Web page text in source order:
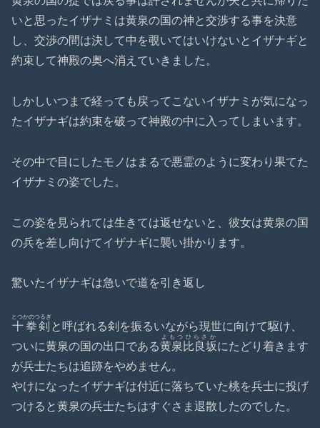
いと思ったイザナミは黄泉の国の神と交渉する事を決意
し、交渉の間は決して中を覗いてはいけないとイザナギと
約束して神殿の奥へ消えていきました。
しかしいつまで経っても戻ってこないイザナミが気になっ
たイザナギは約束を破って神殿の中に入ってしまいます。
その中で目にしたモノはまるで悪霊のように変わり果てた
イザナミの姿でした。
この姿を見られては生きては返せないと、彼女は黄泉の国
の兵を差し向けてイザナギに襲い掛かります。
驚いたイザナギは急いで道を引き返し
十拳剣
とつかのつるぎ
と呼ばれる剣を振るいながら現世に向けて駆け、
ついに黄泉の国の出口である黄泉比良坂
よもつひらさか
にたどり着きます
が兵士たちは追跡をやめません。
やけになったイザナギは付近に落ちていた桃を兵士に投げ
つけると黄泉の兵士たちはすぐさま退散したのでした。